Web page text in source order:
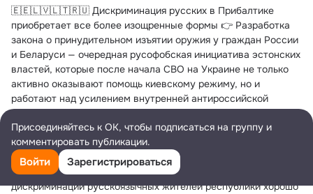
🇪🇪🇱🇻🇱🇹🇷🇺 Дискриминация русских в Прибалтике
приобретает все более изощренные формы 👉 Разработка
закона о принудительном изъятии оружия у граждан России
и Беларуси — очередная русофобская инициатива эстонских
властей, которые после начала СВО на Украине не только
активно оказывают помощь киевскому режиму, но и
работают над усилением внутренней антироссийской
политики.
На этот раз они решили лишить проживающих в стране
россиян и белорусов права на самооборону, тем самым
создавая почву для физических расправ над ними.
Все действия официального Таллина последнего времени по
дискриминации русскоязычных жителей республики хорошо
Дополнительная
колонка
Всё49 591 Обсуждаемые
Присоединяйтесь к ОК, чтобы подписаться на группу и
комментировать публикации.
Войти Зарегистрироваться